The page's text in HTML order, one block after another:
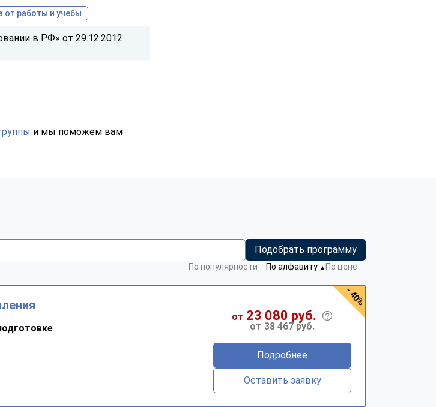
от работы и учебы
в РФ» от 29.12.2012
и мы поможем вам
Подобрать программу
По популярности По алфавиту ▼ По цене
от 23 080 руб.
от 38 467 руб.
Подробнее
Оставить заявку
- 40%